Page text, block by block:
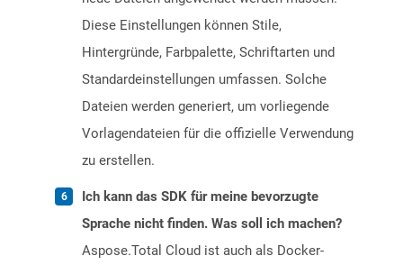
Diese Einstellungen können Stile,
Hintergründe, Farbpalette, Schriftarten und
Standardeinstellungen umfassen. Solche
Dateien werden generiert, um vorliegende
Vorlagendateien für die offizielle Verwendung
zu erstellen.
Ich kann das SDK für meine bevorzugte
Sprache nicht finden. Was soll ich machen?
Aspose.Total Cloud ist auch als Docker-